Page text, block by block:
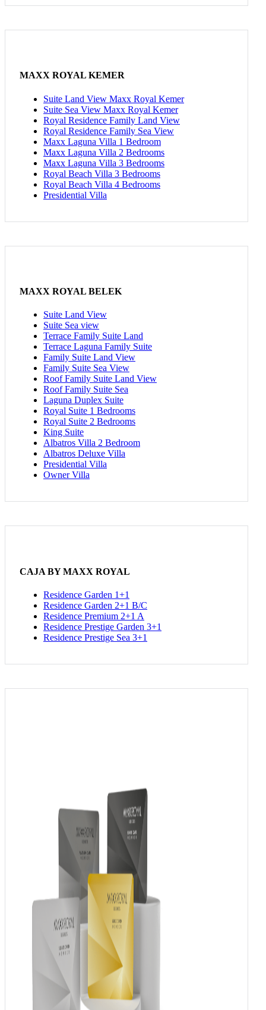
MAXX ROYAL KEMER
Suite Land View Maxx Royal Kemer
Suite Sea View Maxx Royal Kemer
Royal Residence Family Land View
Royal Residence Family Sea View
Maxx Laguna Villa 1 Bedroom
Maxx Laguna Villa 2 Bedrooms
Maxx Laguna Villa 3 Bedrooms
Royal Beach Villa 3 Bedrooms
Royal Beach Villa 4 Bedrooms
Presidential Villa
MAXX ROYAL BELEK
Suite Land View
Suite Sea view
Terrace Family Suite Land
Terrace Laguna Family Suite
Family Suite Land View
Family Suite Sea View
Roof Family Suite Land View
Roof Family Suite Sea
Laguna Duplex Suite
Royal Suite 1 Bedrooms
Royal Suite 2 Bedrooms
King Suite
Albatros Villa 2 Bedroom
Albatros Deluxe Villa
Presidential Villa
Owner Villa
CAJA BY MAXX ROYAL
Residence Garden 1+1
Residence Garden 2+1 B/C
Residence Premium 2+1 A
Residence Prestige Garden 3+1
Residence Prestige Sea 3+1